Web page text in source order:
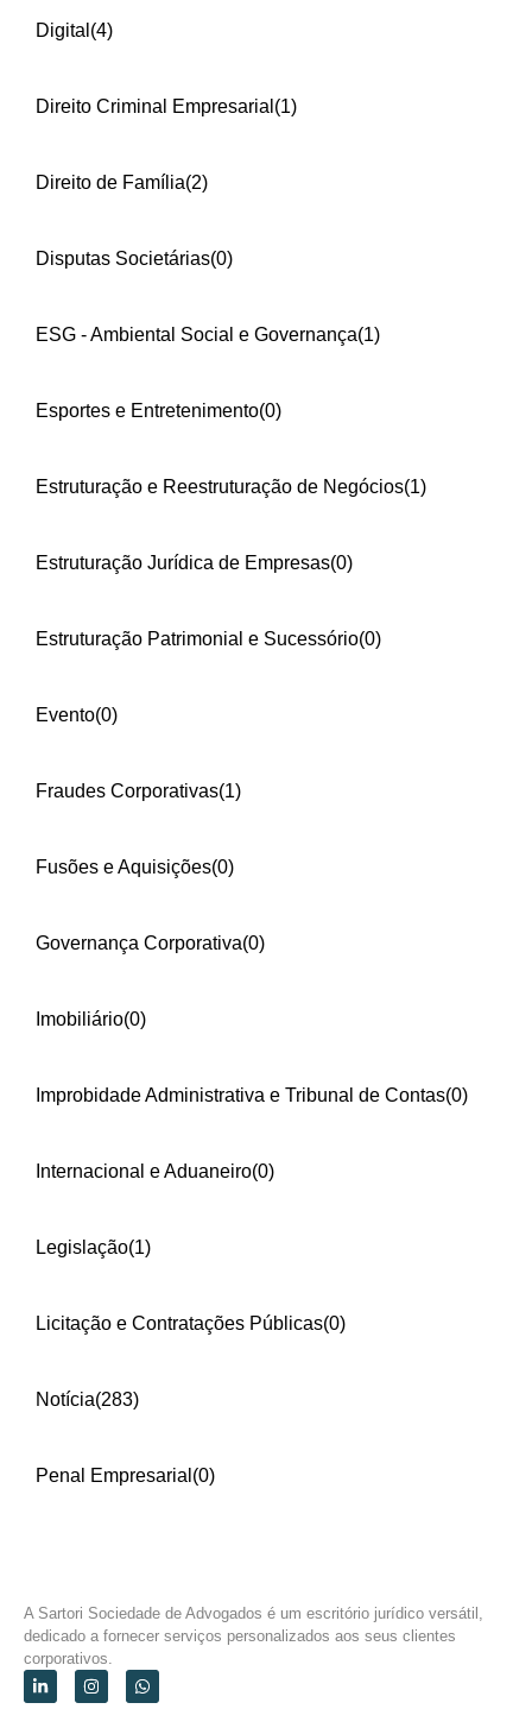
Digital (4)
Direito Criminal Empresarial (1)
Direito de Família(2)
Disputas Societárias(0)
ESG - Ambiental Social e Governança(1)
Esportes e Entretenimento(0)
Estruturação e Reestruturação de Negócios(1)
Estruturação Jurídica de Empresas(0)
Estruturação Patrimonial e Sucessório(0)
Evento(0)
Fraudes Corporativas(1)
Fusões e Aquisições(0)
Governança Corporativa(0)
Imobiliário(0)
Improbidade Administrativa e Tribunal de Contas(0)
Internacional e Aduaneiro(0)
Legislação(1)
Licitação e Contratações Públicas(0)
Notícia(283)
Penal Empresarial (0)
A Sartori Sociedade de Advogados é um escritório jurídico versátil,
dedicado a fornecer serviços personalizados aos seus clientes
corporativos.